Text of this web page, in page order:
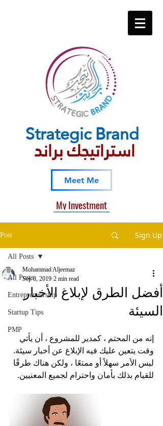
Strategic​ Brand
استراتيجك براند
Meet Me
My Investment
Post Sign Up
All Posts
Entrepreneurship
Startup Tips
PMP
All Posts
أفضل الطرق لإبلاغ الأخبار
السيئة
Mohammad Aljeemaz
Sep 8, 2019 2 min read
إنه من المحتم ، كمدير للمشروع ، أن يأتي
وقت يتعين عليك فيه الإبلاغ عن أخبار سيئة.
ليس الأمر سهلاً أو ممتعًا ، ولكن هناك طرقًا
للقيام بذلك بأمان واحترام لجميع المعنيين.